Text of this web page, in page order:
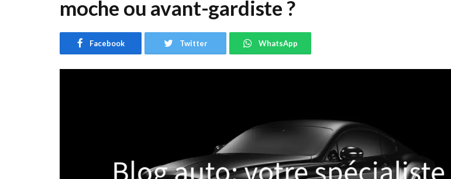
moche ou avant-gardiste ?
Facebook Twitter WhatsApp